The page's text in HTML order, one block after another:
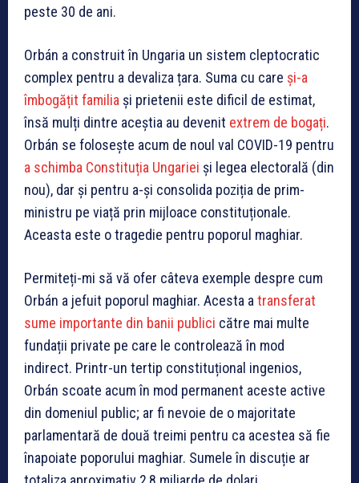
peste 30 de ani.
Orbán a construit în Ungaria un sistem cleptocratic
complex pentru a devaliza țara. Suma cu care și-a
îmbogățit familia și prietenii este dificil de estimat,
însă mulți dintre aceștia au devenit extrem de bogați.
Orbán se folosește acum de noul val COVID-19 pentru
a schimba Constituția Ungariei și legea electorală (din
nou), dar și pentru a-și consolida poziția de prim-
ministru pe viață prin mijloace constituționale.
Aceasta este o tragedie pentru poporul maghiar.
Permiteți-mi să vă ofer câteva exemple despre cum
Orbán a jefuit poporul maghiar. Acesta a transferat
sume importante din banii publici către mai multe
fundații private pe care le controlează în mod
indirect. Printr-un tertip constituțional ingenios,
Orbán scoate acum în mod permanent aceste active
din domeniul public; ar fi nevoie de o majoritate
parlamentară de două treimi pentru ca acestea să fie
înapoiate poporului maghiar. Sumele în discuție ar